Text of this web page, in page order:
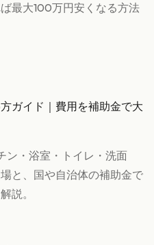
最大100万円安くなる方法
ガイド｜費用を補助金で大
ン・浴室・トイレ・洗面
と、国や自治体の補助金で
説。